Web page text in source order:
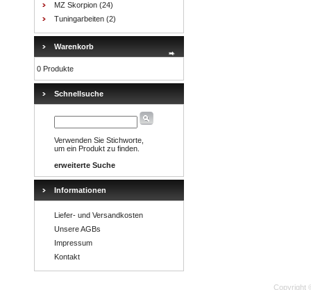
MZ Skorpion (24)
Tuningarbeiten (2)
Warenkorb
0 Produkte
Schnellsuche
Verwenden Sie Stichworte,
um ein Produkt zu finden.
erweiterte Suche
Informationen
Liefer- und Versandkosten
Unsere AGBs
Impressum
Kontakt
Copyright